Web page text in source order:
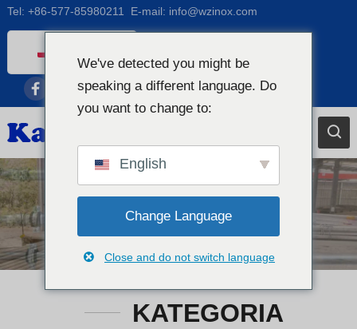
Tel: +86-577-85980211 E-mail: info@wzinox.com
Afrikaans
Bengali
Catalan
French
Dutch (Belgium)
Dutch
German
Rury i przewody bez szwu
ze stali nierdzewnej
KATEGORIA
We've detected you might be
speaking a different language. Do
you want to change to:
English
Change Language
Close and do not switch language